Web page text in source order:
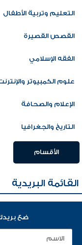
التعليم وتربية الأطفال
القصص القصيرة
الفقه الإسلامي
علوم الكمبيوتر
الإعلام والصحافة
التاريخ والجغرافيا
الأقسام
القائمة البريدية
ضع